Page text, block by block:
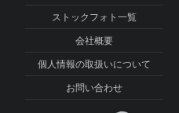
ストックフォト一覧
会社概要
個人情報の取扱いについて
お問い合わせ